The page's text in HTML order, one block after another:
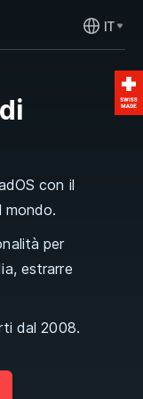
IT
con il
mondo.
per
estrarre
dal 2008.